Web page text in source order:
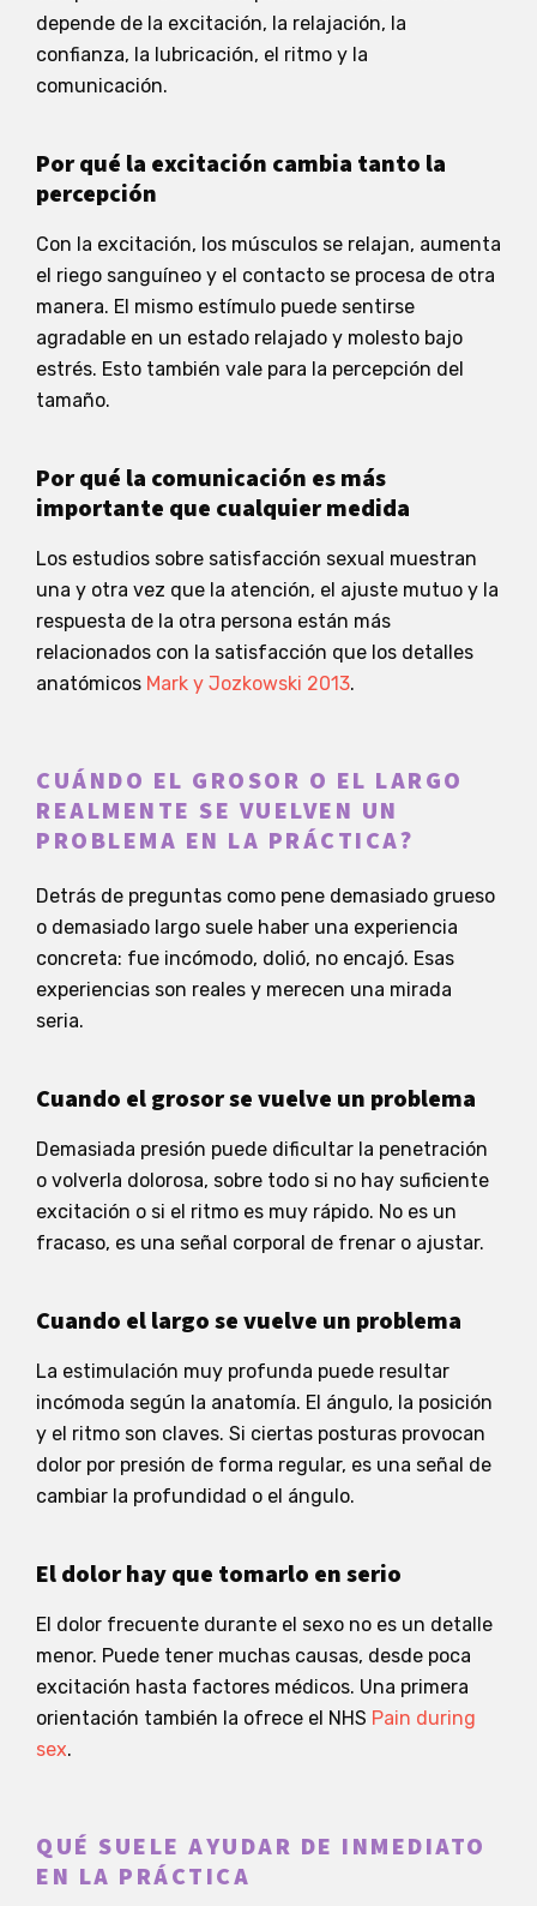
depende de la excitación, la relajación, la
confianza, la lubricación, el ritmo y la
comunicación.
Por qué la excitación cambia tanto la
percepción
Con la excitación, los músculos se relajan, aumenta
el riego sanguíneo y el contacto se procesa de otra
manera. El mismo estímulo puede sentirse
agradable en un estado relajado y molesto bajo
estrés. Esto también vale para la percepción del
tamaño.
Por qué la comunicación es más
importante que cualquier medida
Los estudios sobre satisfacción sexual muestran
una y otra vez que la atención, el ajuste mutuo y la
respuesta de la otra persona están más
relacionados con la satisfacción que los detalles
anatómicos Mark y Jozkowski 2013.
CUÁNDO EL GROSOR O EL LARGO
REALMENTE SE VUELVEN UN
PROBLEMA EN LA PRÁCTICA?
Detrás de preguntas como pene demasiado grueso
o demasiado largo suele haber una experiencia
concreta: fue incómodo, dolió, no encajó. Esas
experiencias son reales y merecen una mirada
seria.
Cuando el grosor se vuelve un problema
Demasiada presión puede dificultar la penetración
o volverla dolorosa, sobre todo si no hay suficiente
excitación o si el ritmo es muy rápido. No es un
fracaso, es una señal corporal de frenar o ajustar.
Cuando el largo se vuelve un problema
La estimulación muy profunda puede resultar
incómoda según la anatomía. El ángulo, la posición
y el ritmo son claves. Si ciertas posturas provocan
dolor por presión de forma regular, es una señal de
cambiar la profundidad o el ángulo.
El dolor hay que tomarlo en serio
El dolor frecuente durante el sexo no es un detalle
menor. Puede tener muchas causas, desde poca
excitación hasta factores médicos. Una primera
orientación también la ofrece el NHS Pain during
sex.
QUÉ SUELE AYUDAR DE INMEDIATO
EN LA PRÁCTICA